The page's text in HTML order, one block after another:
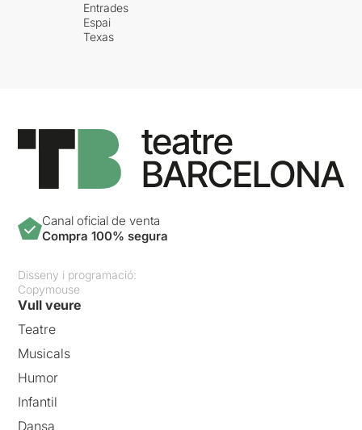
Entrades
Espai
Texas
Canal oficial de venta
Compra 100% segura
Disseny i programació:
Copymouse
Vull veure
Teatre
Musicals
Humor
Infantil
Dansa